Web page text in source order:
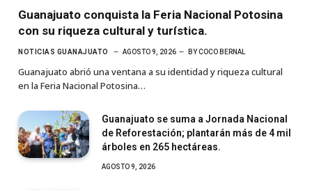
Guanajuato conquista la Feria Nacional Potosina
con su riqueza cultural y turística.
NOTICIAS GUANAJUATO AGOSTO 9, 2026 BY COCO BERNAL
Guanajuato abrió una ventana a su identidad y riqueza cultural
en la Feria Nacional Potosina…
Guanajuato se suma a Jornada Nacional
de Reforestación; plantarán más de 4 mil
árboles en 265 hectáreas.
AGOSTO 9, 2026